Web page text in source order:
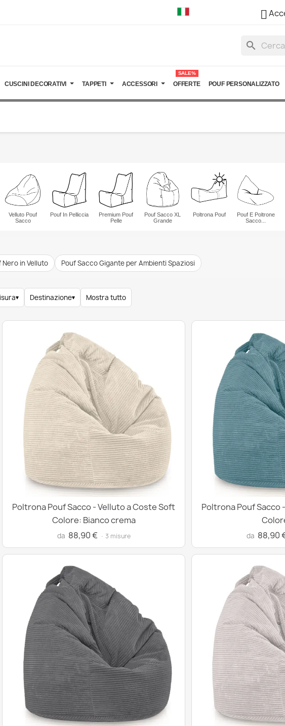

search
CUSCINI DECORATIVI TAPPETI ACCESSORI OFFERTE
SALE%
POUF PERSONALIZZATO
Velluto Pouf
Sacco
Pouf In Pelliccia
Premium Pouf
Pelle
Pouf Sacco XL
Grande
Poltrona Pouf
Pouf E Poltrone
Sacco...
Nero in Velluto Pouf Sacco Gigante per Ambienti Spaziosi
▾ Destinazione▾ Mostra tutto
Poltrona Pouf Sacco - Velluto a Coste Soft
Colore: Bianco crema
da 88,90 € · 3 misure
Poltrona Pouf Sacco
da 88,90